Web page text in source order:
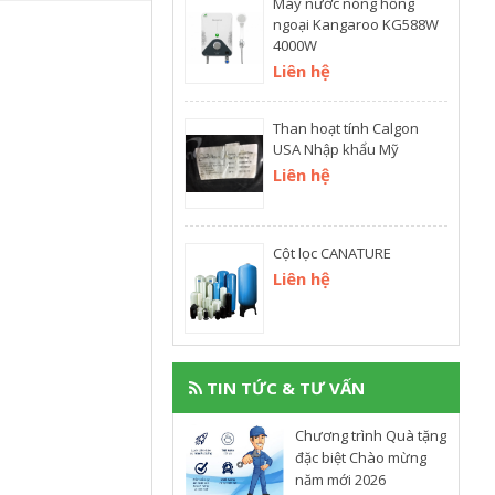
ngoại Kangaroo KG588W
4000W
Liên hệ
Than hoạt tính Calgon
USA Nhập khẩu Mỹ
Liên hệ
Cột lọc CANATURE
Liên hệ
TIN TỨC & TƯ VẤN
Chương trình Quà tặng
đặc biệt Chào mừng
năm mới 2026